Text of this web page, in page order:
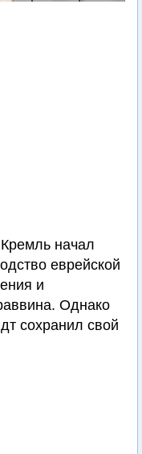
начал
еврейской
и
Однако
сохранил свой